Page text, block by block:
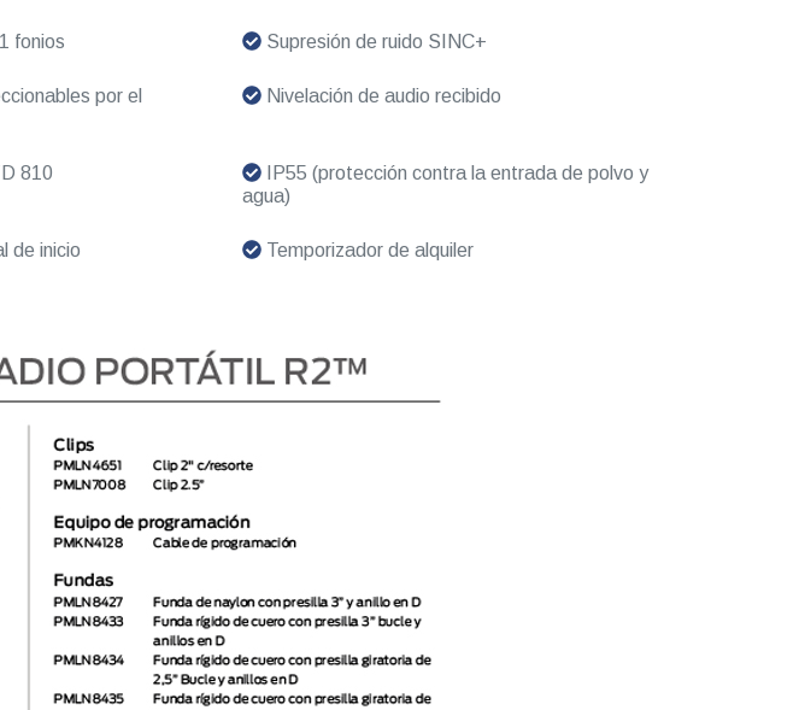
fonios Supresión de ruido SINC+
por el
Nivelación de audio recibido
810
IP55 (protección contra la entrada de polvo y
agua)
de inicio Temporizador de alquiler